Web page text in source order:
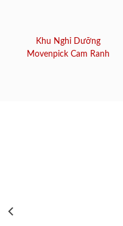
Khu Nghỉ Dưỡng
Movenpick Cam Ranh